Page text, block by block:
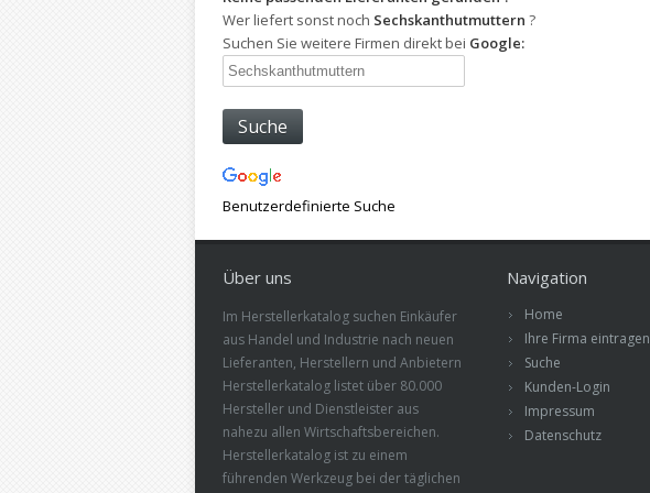
Wer liefert sonst noch Sechskanthutmuttern ?
Suchen Sie weitere Firmen direkt bei Google:
Benutzerdefinierte Suche
Über uns
Im Herstellerkatalog suchen Einkäufer
aus Handel und Industrie nach neuen
Lieferanten, Herstellern und Anbietern
Herstellerkatalog listet über 80.000
Hersteller und Dienstleister aus
nahezu allen Wirtschaftsbereichen.
Herstellerkatalog ist zu einem
führenden Werkzeug bei der täglichen
Navigation
Home
Ihre Firma eintragen
Suche
Kunden-Login
Impressum
Datenschutz